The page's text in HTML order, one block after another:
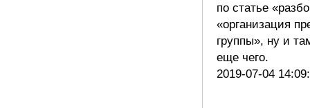
по статье
«организация
группы», ну и
еще чего.
2019-07-04